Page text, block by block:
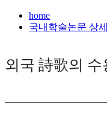
home
국내학술논문 상세
외국 詩歌의 수